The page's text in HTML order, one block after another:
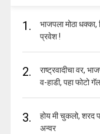
1.
भाजपला मोठा धक्का,
प्रवेश !
2.
राष्ट्रवादीचा वर,
व-हाडी, पहा फोटो
3.
होय मी चुकलो, शरद
अन्वर